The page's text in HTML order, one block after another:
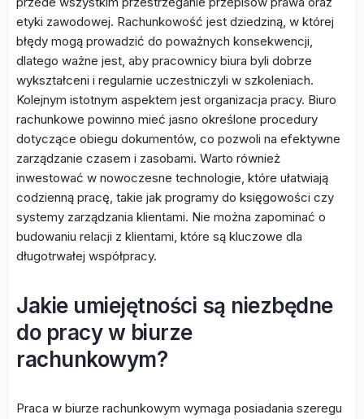
etyki zawodowej. Rachunkowość jest dziedziną, w której
błędy mogą prowadzić do poważnych konsekwencji,
dlatego ważne jest, aby pracownicy biura byli dobrze
wykształceni i regularnie uczestniczyli w szkoleniach.
Kolejnym istotnym aspektem jest organizacja pracy. Biuro
rachunkowe powinno mieć jasno określone procedury
dotyczące obiegu dokumentów, co pozwoli na efektywne
zarządzanie czasem i zasobami. Warto również
inwestować w nowoczesne technologie, które ułatwiają
codzienną pracę, takie jak programy do księgowości czy
systemy zarządzania klientami. Nie można zapominać o
budowaniu relacji z klientami, które są kluczowe dla
długotrwałej współpracy.
Jakie umiejętności są niezbędne
do pracy w biurze
rachunkowym?
Praca w biurze rachunkowym wymaga posiadania szeregu